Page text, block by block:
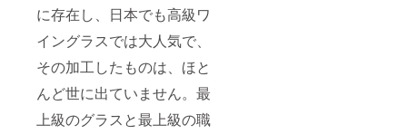
に存在し、日本でも高級ワ
イングラスでは大人気で、
その加工したものは、ほと
んど世に出ていません。最
上級のグラスと最上級の職